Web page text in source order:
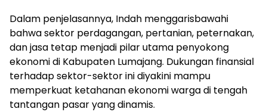
Dalam penjelasannya, Indah menggarisbawahi
bahwa sektor perdagangan, pertanian, peternakan,
dan jasa tetap menjadi pilar utama penyokong
ekonomi di Kabupaten Lumajang. Dukungan finansial
terhadap sektor-sektor ini diyakini mampu
memperkuat ketahanan ekonomi warga di tengah
tantangan pasar yang dinamis.